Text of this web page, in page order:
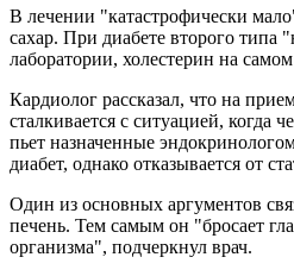
В лечении "катастрофически
сахар. При диабете второго
лаборатории, холестерин на
Кардиолог рассказал, что на
сталкивается с ситуацией, когда
пьет назначенные
диабет, однако отказывается от
Один из основных аргументов
печень. Тем самым он "бросает
организма", подчеркнул врач.